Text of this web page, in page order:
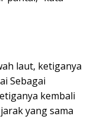
laut, ketiganya
Sebagai
kembali
yang sama